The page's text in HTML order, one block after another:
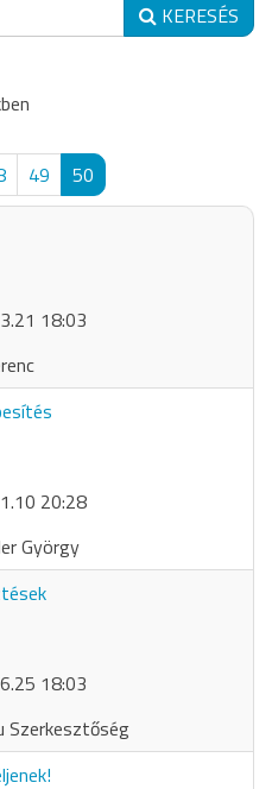
KERESÉS
49
50
18:03
20:28
György
18:03
Szerkesztőség